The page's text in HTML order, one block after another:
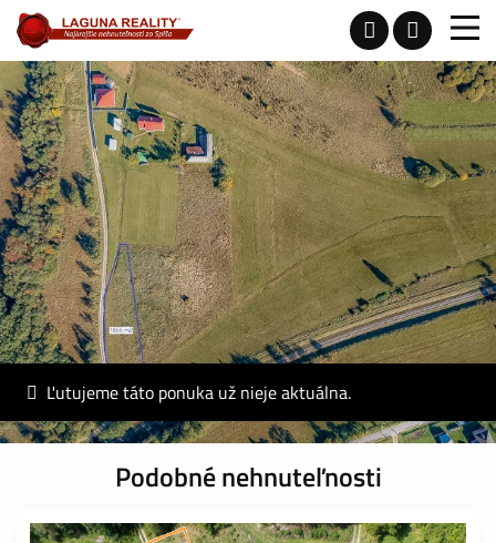
Ľutujeme táto ponuka už nieje aktuálna.
Podobné nehnuteľnosti